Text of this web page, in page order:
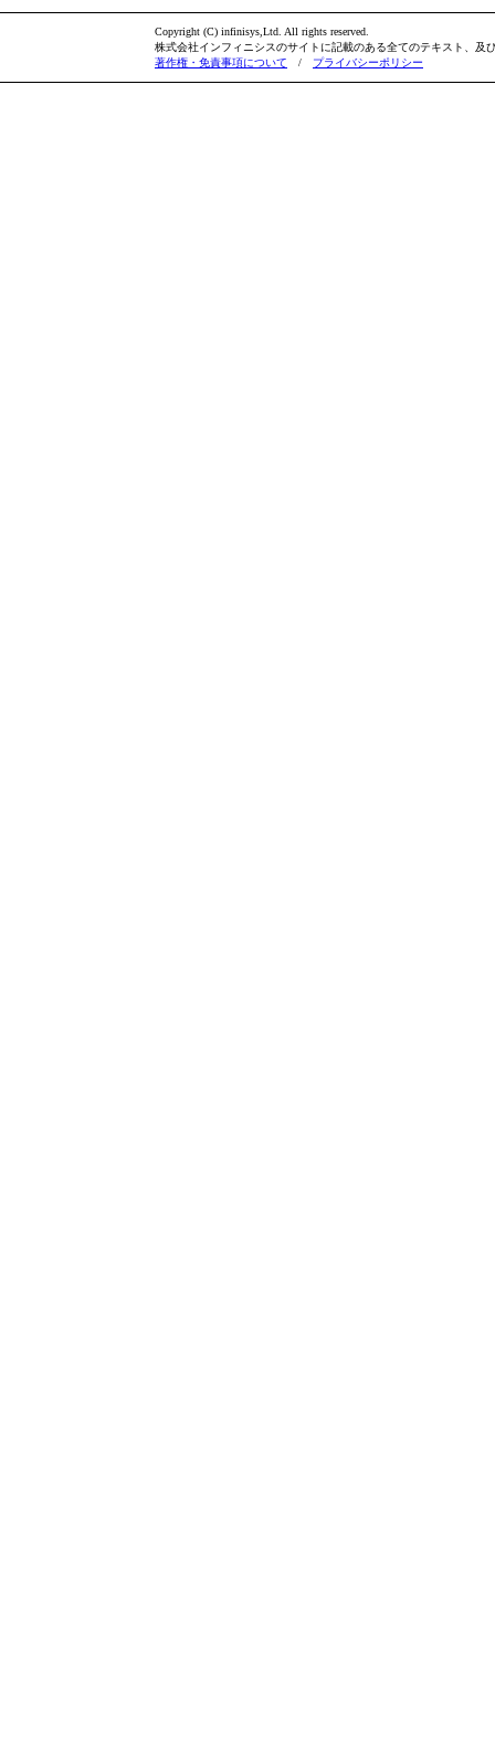
Copyright (C) infinisys,Ltd. All rights reserved.
株式会社インフィニシスのサイトに記載のある全てのテキスト、及
著作権・免責事項について / プライバシーポリシー